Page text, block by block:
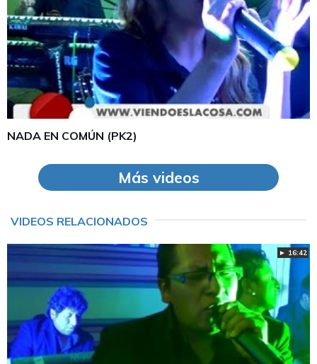
NADA EN COMÚN (PK2)
Más videos
VIDEOS RELACIONADOS
► 16:42